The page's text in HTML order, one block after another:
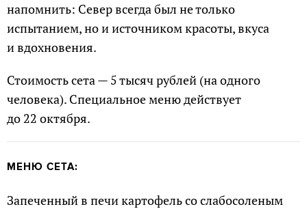
напомнить: Север всегда был не только
испытанием, но и источником красоты, вкуса
и вдохновения.
Стоимость сета — 5 тысяч рублей (на одного
человека). Специальное меню действует
до 22 октября.
МЕНЮ СЕТА:
Запеченный в печи картофель со слабосоленым